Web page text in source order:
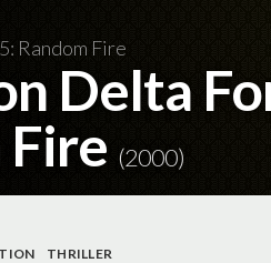
Random Fire
Delta
Fire (2000)
THRILLER